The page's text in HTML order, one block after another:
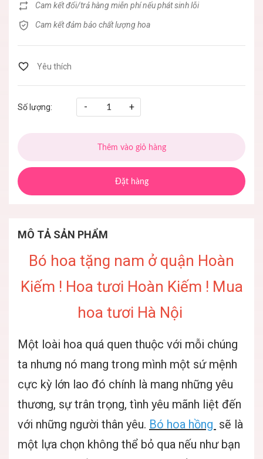
Cam kết đổi/trả hàng miễn phí nếu phát sinh lỗi
Cam kết đảm bảo chất lượng hoa
Số lượng: - +
Thêm vào giỏ hàng
Đặt hàng
MÔ TẢ SẢN PHẨM
Bó hoa tặng nam ở quận Hoàn
Kiếm ! Hoa tươi Hoàn Kiếm ! Mua
hoa tươi Hà Nội
Một loài hoa quá quen thuộc với mỗi chúng
ta nhưng nó mang trong mình một sứ mệnh
cực kỳ lớn lao đó chính là mang những yêu
thương, sự trân trọng, tình yêu mãnh liệt đến
với những người thân yêu. Bó hoa hồng sẽ là
một lựa chọn không thể bỏ qua nếu như bạn